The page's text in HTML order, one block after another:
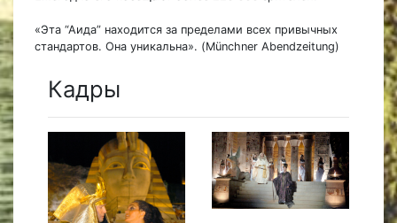
«Эта “Аида” находится за пределами всех привычных
стандартов. Она уникальна». (Münchner Abendzeitung)
Кадры